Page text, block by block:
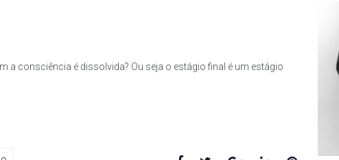
a consciência é dissolvida? Ou seja o estágio final é um estágio